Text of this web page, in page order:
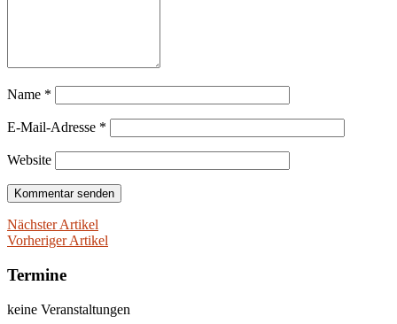
Name *
E-Mail-Adresse *
Website
Nächster Artikel
Vorheriger Artikel
Termine
keine Veranstaltungen